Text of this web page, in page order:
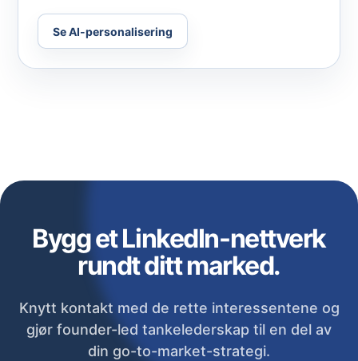
Se AI-personalisering
Bygg et LinkedIn-nettverk
rundt ditt marked.
Knytt kontakt med de rette interessentene og
gjør founder-led tankelederskap til en del av
din go-to-market-strategi.